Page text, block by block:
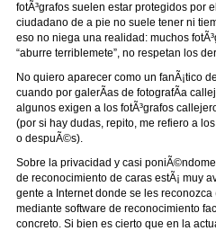
fotÃ³grafos suelen estar protegidos por
ciudadano de a pie no suele tener ni
eso no niega una realidad: muchos
“aburre terriblemete”, no respetan los
No quiero aparecer como un fanÃ¡tico
cuando por galerÃ­as de fotografÃ­a
algunos exigen a los fotÃ³grafos
(por si hay dudas, repito, me refiero a
o despuÃ©s).
Sobre la privacidad y casi
de reconocimiento de caras estÃ¡ muy
gente a Internet donde se les
mediante software de reconocimiento
concreto. Si bien es cierto que en la